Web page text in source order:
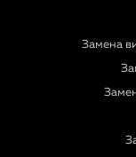
Замена